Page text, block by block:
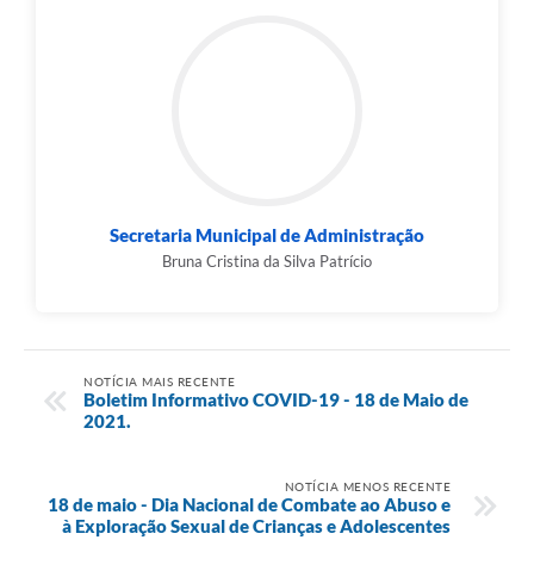
Secretaria Municipal de Administração
Bruna Cristina da Silva Patrício
NOTÍCIA MAIS RECENTE
Boletim Informativo COVID-19 - 18 de Maio de
2021.
NOTÍCIA MENOS RECENTE
18 de maio - Dia Nacional de Combate ao Abuso e
à Exploração Sexual de Crianças e Adolescentes